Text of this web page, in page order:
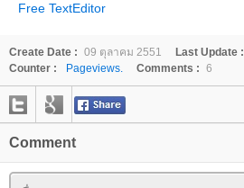
Free TextEditor
Create Date : 09 ตุลาคม 2551 Last Update :
Counter :
Pageviews. Comments : 6
Comment